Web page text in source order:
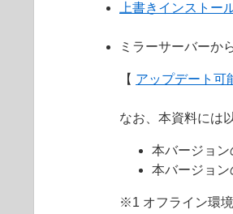
上書きインストー
ミラーサーバーか
【 アップデート可
なお、本資料には
本バージョ
本バージョ
※1 オフライン環